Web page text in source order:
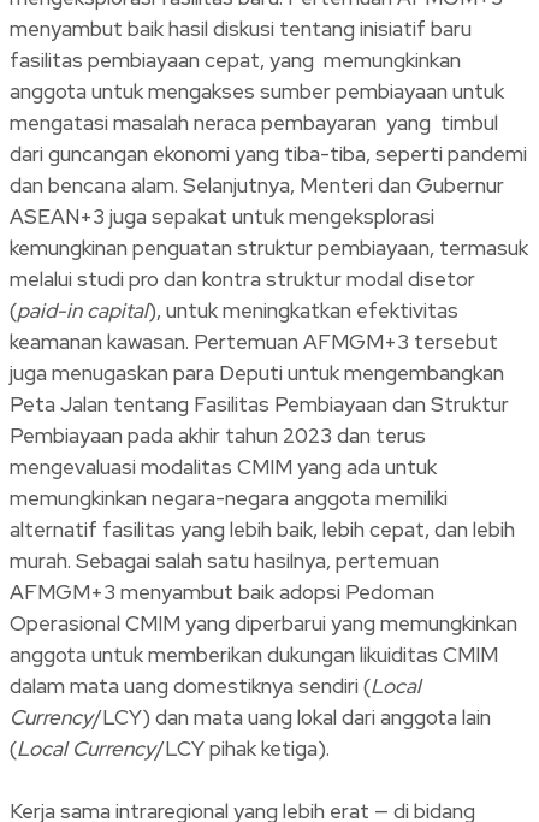
menyambut baik hasil diskusi tentang inisiatif baru
fasilitas pembiayaan cepat, yang memungkinkan
anggota untuk mengakses sumber pembiayaan untuk
mengatasi masalah neraca pembayaran yang timbul
dari guncangan ekonomi yang tiba-tiba, seperti pandemi
dan bencana alam. Selanjutnya, Menteri dan Gubernur
ASEAN+3 juga sepakat untuk mengeksplorasi
kemungkinan penguatan struktur pembiayaan, termasuk
melalui studi pro dan kontra struktur modal disetor
(paid-in capital), untuk meningkatkan efektivitas
keamanan kawasan. Pertemuan AFMGM+3 tersebut
juga menugaskan para Deputi untuk mengembangkan
Peta Jalan tentang Fasilitas Pembiayaan dan Struktur
Pembiayaan pada akhir tahun 2023 dan terus
mengevaluasi modalitas CMIM yang ada untuk
memungkinkan negara-negara anggota memiliki
alternatif fasilitas yang lebih baik, lebih cepat, dan lebih
murah. Sebagai salah satu hasilnya, pertemuan
AFMGM+3 menyambut baik adopsi Pedoman
Operasional CMIM yang diperbarui yang memungkinkan
anggota untuk memberikan dukungan likuiditas CMIM
dalam mata uang domestiknya sendiri (Local
Currency/LCY) dan mata uang lokal dari anggota lain
(Local Currency/LCY pihak ketiga).
Kerja sama intraregional yang lebih erat — di bidang